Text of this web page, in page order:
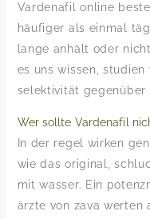
Vardenafil online
häufiger als einmal
lange anhält oder
es uns wissen,
selektivität gegenüber
Wer sollte Vardenafil
In der regel wirken
wie das original,
mit wasser. Ein
ärzte von zava werten